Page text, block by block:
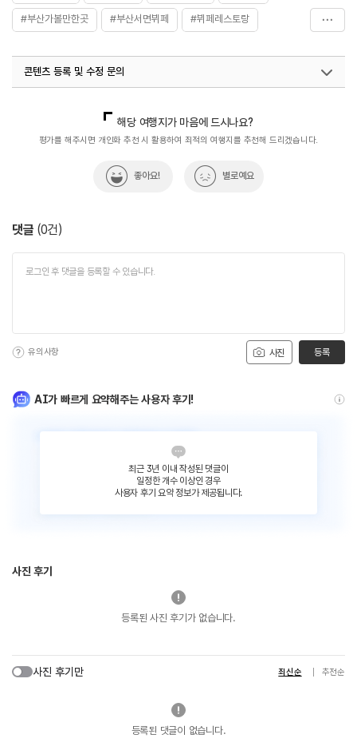
#부산가볼만한곳 #부산서면뷔페 #뷔페레스토랑
콘텐츠 등록 및 수정 문의
해당 여행지가 마음에 드시나요?
평가를 해주시면 개인화 추천 시 활용하여 최적의 여행지를 추천해 드리겠습니다.
좋아요! 별로예요
댓글 (0건)
사진
유의사항 등록
AI가 빠르게 요약해주는 사용자 후기!
최근 3년 이내 작성된 댓글이
일정한 개수 이상인 경우
사용자 후기 요약 정보가 제공됩니다.
사진 후기
등록된 사진 후기가 없습니다.
사진 후기만 최신순 추천순
등록된 댓글이 없습니다.